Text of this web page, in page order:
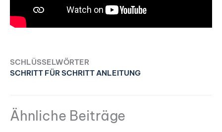
SCHLÜSSELWÖRTER
SCHRITT FÜR SCHRITT ANLEITUNG
Ähnliche Beiträge